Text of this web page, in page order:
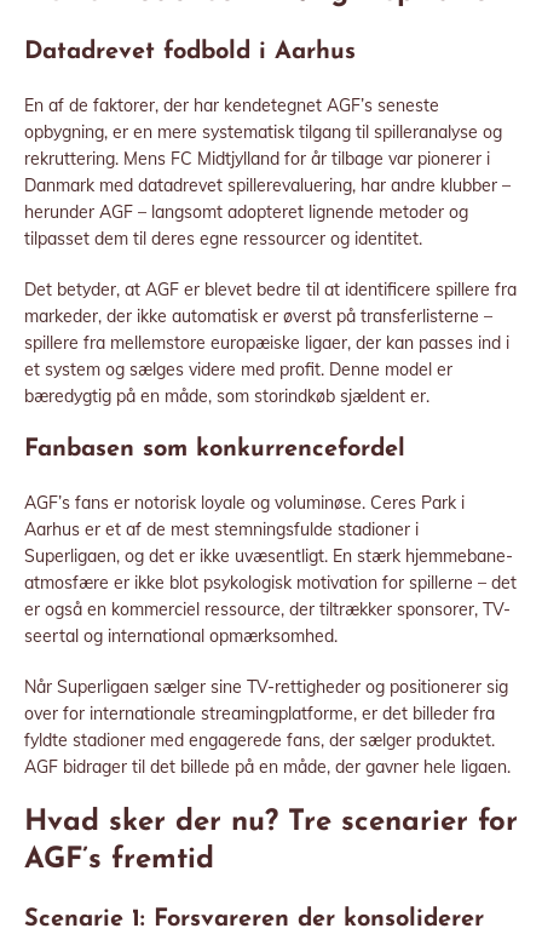
Datadrevet fodbold i Aarhus
En af de faktorer, der har kendetegnet AGF’s seneste
opbygning, er en mere systematisk tilgang til spilleranalyse og
rekruttering. Mens FC Midtjylland for år tilbage var pionerer i
Danmark med datadrevet spillerevaluering, har andre klubber –
herunder AGF – langsomt adopteret lignende metoder og
tilpasset dem til deres egne ressourcer og identitet.
Det betyder, at AGF er blevet bedre til at identificere spillere fra
markeder, der ikke automatisk er øverst på transferlisterne –
spillere fra mellemstore europæiske ligaer, der kan passes ind i
et system og sælges videre med profit. Denne model er
bæredygtig på en måde, som storindkøb sjældent er.
Fanbasen som konkurrencefordel
AGF’s fans er notorisk loyale og voluminøse. Ceres Park i
Aarhus er et af de mest stemningsfulde stadioner i
Superligaen, og det er ikke uvæsentligt. En stærk hjemmebane-
atmosfære er ikke blot psykologisk motivation for spillerne – det
er også en kommerciel ressource, der tiltrækker sponsorer, TV-
seertal og international opmærksomhed.
Når Superligaen sælger sine TV-rettigheder og positionerer sig
over for internationale streamingplatforme, er det billeder fra
fyldte stadioner med engagerede fans, der sælger produktet.
AGF bidrager til det billede på en måde, der gavner hele ligaen.
Hvad sker der nu? Tre scenarier for
AGF’s fremtid
Scenarie 1: Forsvareren der konsoliderer